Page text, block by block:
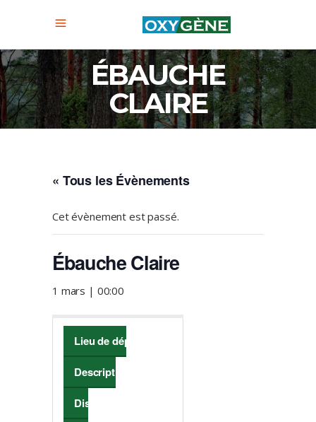
ÉBAUCHE
CLAIRE
« Tous les Évènements
Cet évènement est passé.
Ébauche Claire
1 mars | 00:00
Lieu de départ
Description
Distance